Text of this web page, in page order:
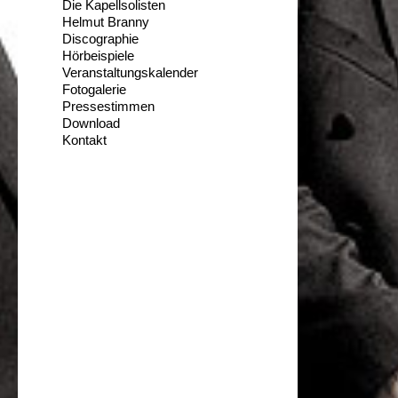
Die Kapellsolisten
Helmut Branny
Discographie
Hörbeispiele
Veranstaltungskalender
Fotogalerie
Pressestimmen
Download
Kontakt